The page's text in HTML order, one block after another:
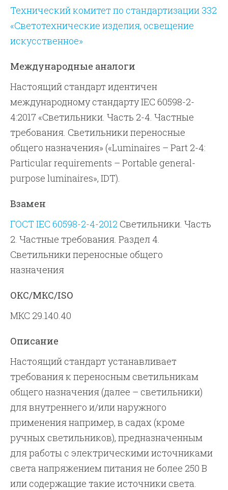
Технический комитет по стандартизации 332
«Светотехнические изделия, освещение
искусственное»
Международные аналоги
Настоящий стандарт идентичен
международному стандарту IEC 60598-2-
4:2017 «Светильники. Часть 2-4. Частные
требования. Светильники переносные
общего назначения» («Luminaires – Part 2-4:
Particular requirements – Portable general-
purpose luminaires», IDT).
Взамен
ГОСТ IEC 60598-2-4-2012 Светильники. Часть
2. Частные требования. Раздел 4.
Светильники переносные общего
назначения
ОКС/МКС/ISO
МКС 29.140.40
Описание
Настоящий стандарт устанавливает
требования к переносным светильникам
общего назначения (далее – светильники)
для внутреннего и/или наружного
применения например, в садах (кроме
ручных светильников), предназначенным
для работы с электрическими источниками
света напряжением питания не более 250 В
или содержащие такие источники света.